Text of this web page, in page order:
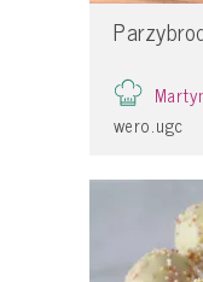
wero.ugc